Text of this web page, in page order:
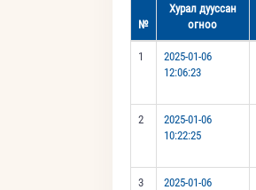
№
Хурал дууссан
огноо
1
2025-01-06
12:06:23
2
2025-01-06
10:22:25
3
2025-01-06